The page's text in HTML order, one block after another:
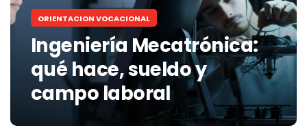
ORIENTACION VOCACIONAL
Ingeniería Mecatrónica:
qué hace, sueldo y
campo laboral